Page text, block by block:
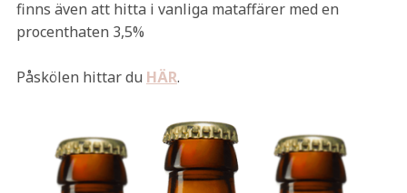
finns även att hitta i vanliga mataffärer med en
procenthaten 3,5%
Påskölen hittar du HÄR.